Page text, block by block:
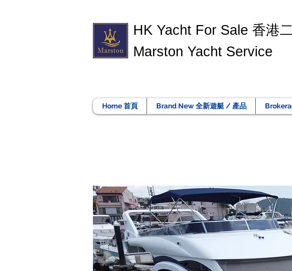
​HK Yacht For Sale 香港
Marston Yacht Service
Home 首頁 Brand New 全新遊艇 / 產品